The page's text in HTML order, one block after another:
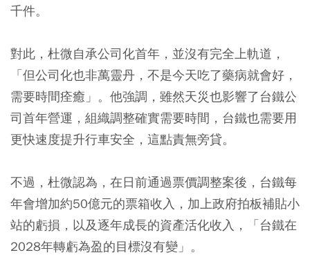
千件。
對此，杜微自承公司化首年，並沒有完全上軌道，
「但公司化也非萬靈丹，不是今天吃了藥病就會好，
需要時間痊癒」。他強調，雖然天災也影響了台鐵公
司首年營運，組織調整確實需要時間，台鐵也需要用
更快速度提升行車安全，這點責無旁貸。
不過，杜微認為，在日前通過票價調整案後，台鐵每
年會增加約50億元的票箱收入，加上政府拍板補貼小
站的虧損，以及逐年成長的資產活化收入，「台鐵在
2028年轉虧為盈的目標沒有變」。